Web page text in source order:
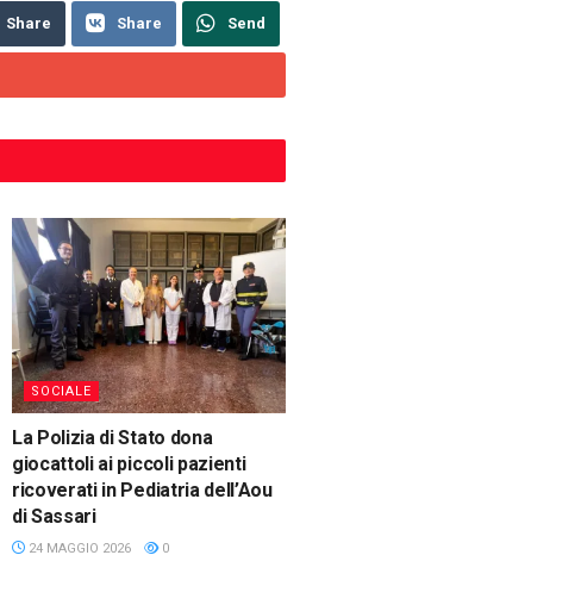
Share Share Send
SOCIALE
La Polizia di Stato dona
giocattoli ai piccoli pazienti
ricoverati in Pediatria dell’Aou
di Sassari
24 MAGGIO 2026 0